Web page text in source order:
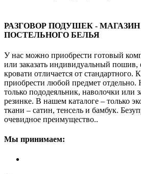
РАЗГОВОР ПОДУШЕК -
ПОСТЕЛЬНОГО БЕЛЬЯ
У нас можно приобрести готовый
или заказать индивидуальный пошив,
кровати отличается от стандартного.
приобрести любой предмет отдельно.
только пододеяльник, наволочки или
резинке. В нашем каталоге – только
ткани – сатин, тенсель и бамбук.
очевидное преимущество..
Мы принимаем: